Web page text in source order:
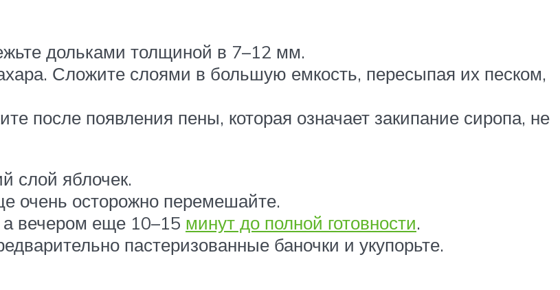
дольками толщиной в 7–12 мм.
Сложите слоями в большую емкость, пересыпая их песком,
после появления пены, которая означает закипание сиропа, не
слой яблочек.
очень осторожно перемешайте.
вечером еще 10–15 минут до полной готовности.
пастеризованные баночки и укупорьте.